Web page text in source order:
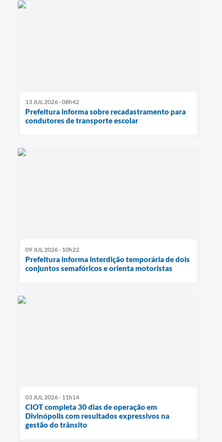
13 JUL 2026 - 08h42
Prefeitura informa sobre recadastramento para
condutores de transporte escolar
09 JUL 2026 - 10h22
Prefeitura informa interdição temporária de dois
conjuntos semafóricos e orienta motoristas
03 JUL 2026 - 11h14
CIOT completa 30 dias de operação em
Divinópolis com resultados expressivos na
gestão do trânsito